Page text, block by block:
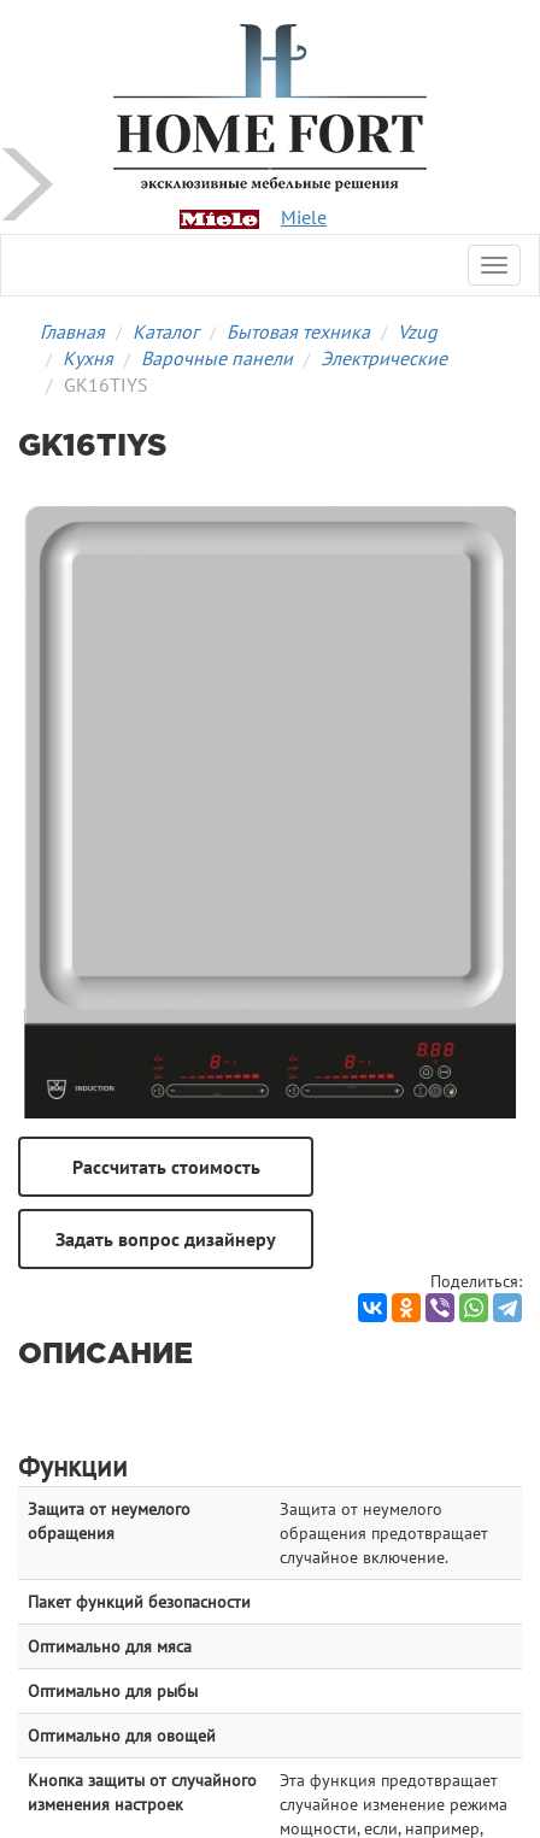
Miele
Главная Каталог Бытовая техника
Vzug
Кухня
Варочные панели
Электрические
GK16TIYS
GK16TIYS
Поделиться:
ОПИСАНИЕ
Функции
Защита от неумелого
обращения
Защита от неумелого
обращения предотвращает
случайное включение.
Пакет функций безопасности
Оптимально для мяса
Оптимально для рыбы
Оптимально для овощей
Кнопка защиты от случайного
изменения настроек
Эта функция предотвращает
случайное изменение режима
мощности, если, например,